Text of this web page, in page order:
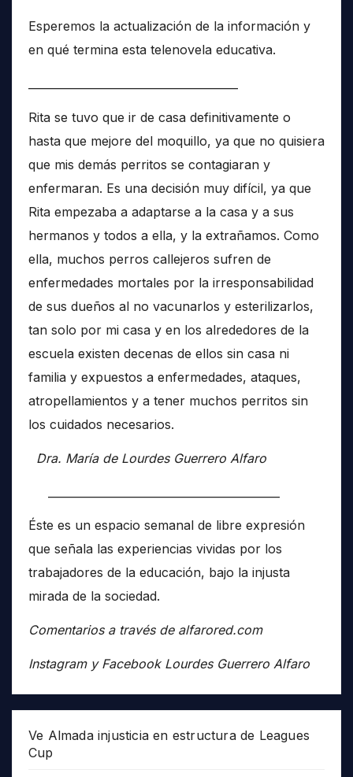
Esperemos la actualización de la información y
en qué termina esta telenovela educativa.
Rita se tuvo que ir de casa definitivamente o
hasta que mejore del moquillo, ya que no quisiera
que mis demás perritos se contagiaran y
enfermaran. Es una decisión muy difícil, ya que
Rita empezaba a adaptarse a la casa y a sus
hermanos y todos a ella, y la extrañamos. Como
ella, muchos perros callejeros sufren de
enfermedades mortales por la irresponsabilidad
de sus dueños al no vacunarlos y esterilizarlos,
tan solo por mi casa y en los alrededores de la
escuela existen decenas de ellos sin casa ni
familia y expuestos a enfermedades, ataques,
atropellamientos y a tener muchos perritos sin
los cuidados necesarios.
Dra. María de Lourdes Guerrero Alfaro
Éste es un espacio semanal de libre expresión
que señala las experiencias vividas por los
trabajadores de la educación, bajo la injusta
mirada de la sociedad.
Comentarios a través de alfarored.com
Instagram y Facebook Lourdes Guerrero Alfaro
Ve Almada injusticia en estructura de Leagues
Cup